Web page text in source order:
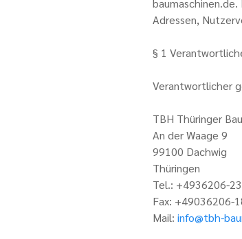
Adressen,
§ 1
Verantwortlicher
TBH Thüringer
An der Waage 9
99100 Dachwig
Thüringen
Tel.: +4936206-
Fax: +49036206-
Mail: info@tbh-